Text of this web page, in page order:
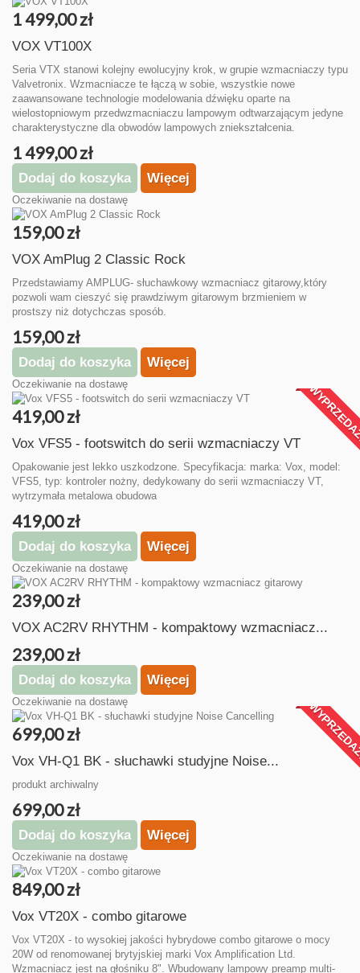
1 499,00 zł
VOX VT100X
Seria VTX stanowi kolejny ewolucyjny krok, w grupie wzmacniaczy typu
Valvetronix. Wzmacniacze te łączą w sobie, wszystkie nowe
zaawansowane technologie modelowania dźwięku oparte na
wielostopniowym przedwzmacniaczu lampowym odtwarzającym jedyne
charakterystyczne dla obwodów lampowych zniekształcenia.
1 499,00 zł
Dodaj do koszyka Więcej
Oczekiwanie na dostawę
159,00 zł
VOX AmPlug 2 Classic Rock
Przedstawiamy AMPLUG- słuchawkowy wzmacniacz gitarowy,który
pozwoli wam cieszyć się prawdziwym gitarowym brzmieniem w
prostszy niż dotychczas sposób.
159,00 zł
Dodaj do koszyka Więcej
Oczekiwanie na dostawę
419,00 zł
Vox VFS5 - footswitch do serii wzmacniaczy VT
Opakowanie jest lekko uszkodzone. Specyfikacja: marka: Vox, model:
VFS5, typ: kontroler nożny, dedykowany do serii wzmacniaczy VT,
wytrzymała metalowa obudowa
419,00 zł
Dodaj do koszyka Więcej
Oczekiwanie na dostawę
239,00 zł
VOX AC2RV RHYTHM - kompaktowy wzmacniacz...
239,00 zł
Dodaj do koszyka Więcej
Oczekiwanie na dostawę
699,00 zł
Vox VH-Q1 BK - słuchawki studyjne Noise...
produkt archiwalny
699,00 zł
Dodaj do koszyka Więcej
Oczekiwanie na dostawę
849,00 zł
Vox VT20X - combo gitarowe
Vox VT20X - to wysokiej jakości hybrydowe combo gitarowe o mocy
20W od renomowanej brytyjskiej marki Vox Amplification Ltd.
Wzmacniacz jest na głośniku 8". Wbudowany lampowy preamp multi-